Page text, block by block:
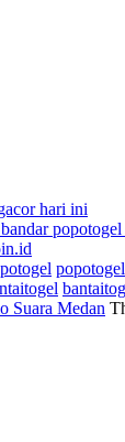
hari ini
popotogel
Suara Medan